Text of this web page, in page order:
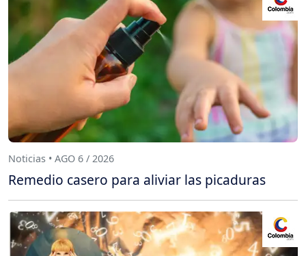
Noticias • AGO 6 / 2026
Remedio casero para aliviar las picaduras